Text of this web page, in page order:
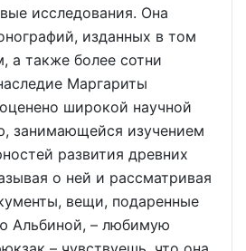
исследования. Она
изданных в том
а также более сотни
Маргариты
широкой научной
занимающейся изучением
развития древних
о ней и рассматривая
вещи, подаренные
Альбиной, – любимую